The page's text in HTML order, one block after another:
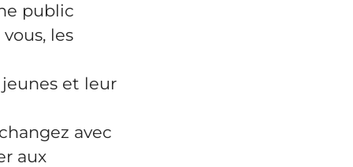
public
les
et leur
avec
aux